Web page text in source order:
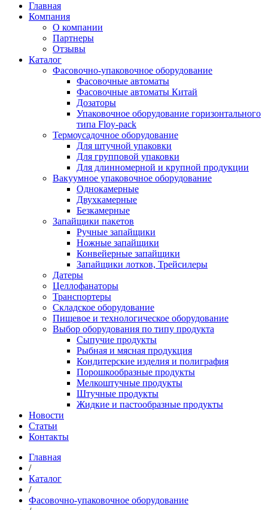
Главная
Компания
О компании
Партнеры
Отзывы
Каталог
Фасовочно-упаковочное оборудование
Фасовочные автоматы
Фасовочные автоматы Китай
Дозаторы
Упаковочное оборудование горизонтального
типа Floy-pack
Термоусадочное оборудование
Для штучной упаковки
Для групповой упаковки
Для длинномерной и крупной продукции
Вакуумное упаковочное оборудование
Однокамерные
Двухкамерные
Безкамерные
Запайщики пакетов
Ручные запайщики
Ножные запайщики
Конвейерные запайщики
Запайщики лотков, Трейсилеры
Датеры
Целлофанаторы
Транспортеры
Складское оборудование
Пищевое и технологическое оборудование
Выбор оборудования по типу продукта
Сыпучие продукты
Рыбная и мясная продукция
Кондитерские изделия и полиграфия
Порошкообразные продукты
Мелкоштучные продукты
Штучные продукты
Жидкие и пастообразные продукты
Новости
Статьи
Контакты
Главная
/
Каталог
/
Фасовочно-упаковочное оборудование